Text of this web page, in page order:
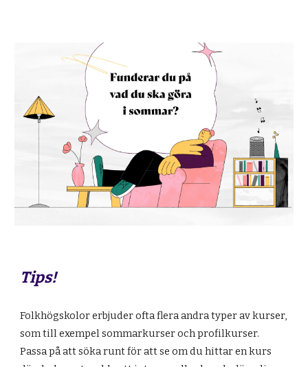
Tips!
Folkhögskolor erbjuder ofta flera andra typer av kurser,
som till exempel sommarkurser och profilkurser.
Passa på att söka runt för att se om du hittar en kurs